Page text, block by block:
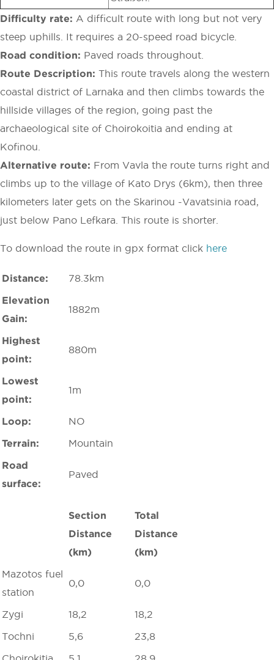
Difficulty rate: A difficult route with long but not very
steep uphills. It requires a 20-speed road bicycle.
Road condition: Paved roads throughout.
Route Description: This route travels along the western
coastal district of Larnaka and then climbs towards the
hillside villages of the region, going past the
archaeological site of Choirokoitia and ending at
Kofinou.
Alternative route: From Vavla the route turns right and
climbs up to the village of Kato Drys (6km), then three
kilometers later gets on the Skarinou -Vavatsinia road,
just below Pano Lefkara. This route is shorter.
To download the route in gpx format click here
Distance:
78.3km
Elevation
Gain:
1882m
Highest
point:
880m
Lowest
point:
1m
Loop:
NO
Terrain:
Mountain
Road
surface:
Paved
Section
Distance
(km)
Total
Distance
(km)
Mazotos fuel
station
0,0 0,0
Zygi 18,2
18,2
Tochni
5,6
23,8